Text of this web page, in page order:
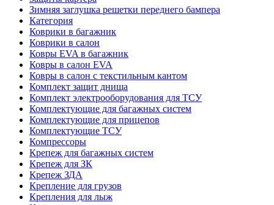
Зимняя заглушка решетки переднего бампера
Категория
Коврики в багажник
Коврики в салон
Ковры EVA в багажник
Ковры в салон EVA
Ковры в салон с текстильным кантом
Комплект защит днища
Комплект электрооборудования для ТСУ
Комплектующие для багажных систем
Комплектующие для прицепов
Комплектующие ТСУ
Компрессоры
Крепеж для багажных систем
Крепеж для ЗК
Крепеж ЗДА
Крепление для грузов
Крепления для лыж